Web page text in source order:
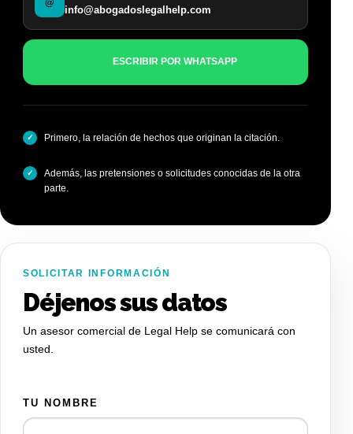
info@abogadoslegalhelp.com
ESCRIBIR POR WHATSAPP
Primero, la relación de hechos que originan la citación.
Además, las pretensiones o solicitudes conocidas de la otra
parte.
SOLICITAR INFORMACIÓN
Déjenos sus datos
Un asesor comercial de Legal Help se comunicará con
usted.
TU NOMBRE